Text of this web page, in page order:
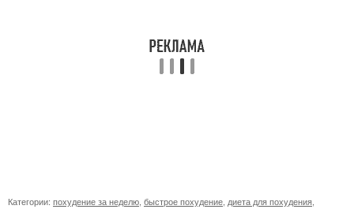
Категории: похудение за неделю быстрое похудение диета для похудения